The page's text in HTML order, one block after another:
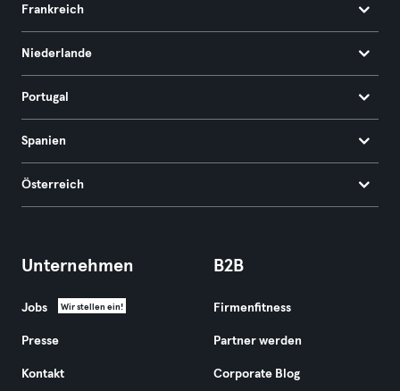
Frankreich
Niederlande
Portugal
Spanien
Österreich
Unternehmen
Jobs Wir stellen ein!
Presse
Kontakt
B2B
Firmenfitness
Partner werden
Corporate Blog